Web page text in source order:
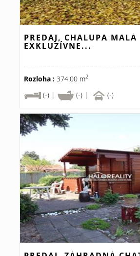
PREDAJ, CHALUPA MALÁ
EXKLUZÍVNE...
Rozloha : 374.00 m2
(-) |
(-) | (-)